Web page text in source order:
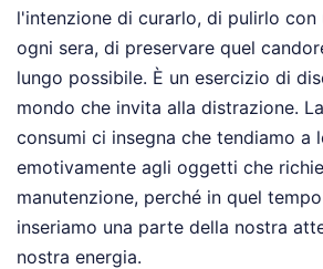
l'intenzione di curarlo, di pulirlo con
ogni sera, di preservare quel
lungo possibile. È un esercizio di
mondo che invita alla distrazione.
consumi ci insegna che tendiamo a
emotivamente agli oggetti che
manutenzione, perché in quel
inseriamo una parte della nostra
nostra energia.